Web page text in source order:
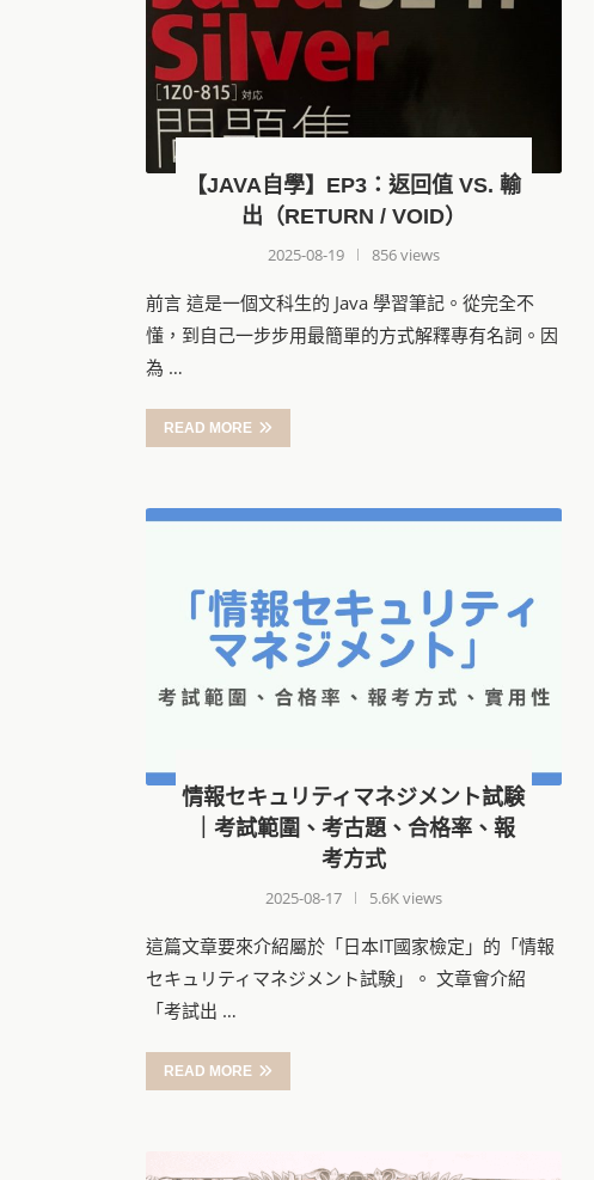
【JAVA自學】EP3：返回值 VS. 輸
出（RETURN / VOID）
2025-08-19 856 views
前言 這是一個文科生的 Java 學習筆記。從完全不
懂，到自己一步步用最簡單的方式解釋專有名詞。因
為 …
READ MORE
情報セキュリティマネジメント試験
｜考試範圍、考古題、合格率、報
考方式
2025-08-17 5.6K views
這篇文章要來介紹屬於「日本IT國家檢定」的「情報
セキュリティマネジメント試験」。 文章會介紹
「考試出 …
READ MORE